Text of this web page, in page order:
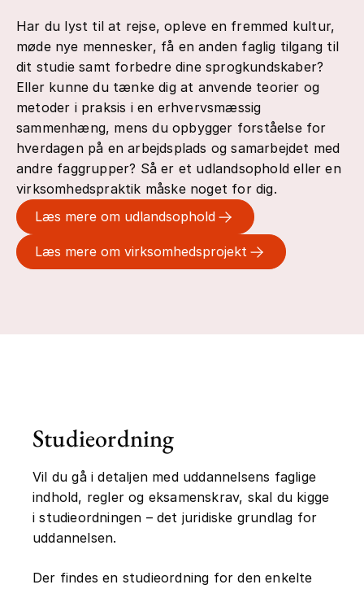
Har du lyst til at rejse, opleve en fremmed kultur,
møde nye mennesker, få en anden faglig tilgang til
dit studie samt forbedre dine sprogkundskaber?
Eller kunne du tænke dig at anvende teorier og
metoder i praksis i en erhvervsmæssig
sammenhæng, mens du opbygger forståelse for
hverdagen på en arbejdsplads og samarbejdet med
andre faggrupper? Så er et udlandsophold eller en
virksomhedspraktik måske noget for dig.
Læs mere om udlandsophold
Læs mere om virksomhedsprojekt
Studieordning
Vil du gå i detaljen med uddannelsens faglige
indhold, regler og eksamenskrav, skal du kigge
i studieordningen – det juridiske grundlag for
uddannelsen.
Der findes en studieordning for den enkelte